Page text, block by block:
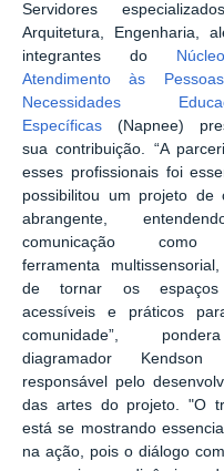
Servidores
Arquitetura, Engenharia,
integrantes do
Atendimento às
Necessidades
Específicas(Napnee)
sua contribuição. “A
esses profissionais foi
possibilitou um projeto de
abrangente,
comunicação como
ferramenta
de tornar os
acessíveis e práticos
comunidade”,
diagramador Kendson
responsável pelo
das artes do projeto. "O
está se mostrando
na ação, pois o diálogo